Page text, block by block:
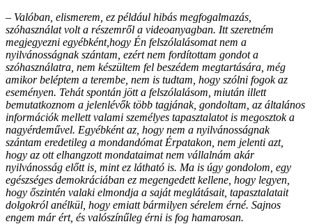
– Valóban, elismerem, ez például hibás megfogalmazás,
szóhasználat volt a részemről a videoanyagban. Itt szeretném
megjegyezni egyébként,hogy Én felszólalásomat nem a
nyilvánosságnak szántam, ezért nem fordítottam gondot a
szóhasználatra, nem készültem fel beszédem megtartására, még
amikor beléptem a terembe, nem is tudtam, hogy szólni fogok az
eseményen. Tehát spontán jött a felszólalásom, miután illett
bemutatkoznom a jelenlévők több tagjának, gondoltam, az általános
információk mellett valami személyes tapasztalatot is megosztok a
nagyérdeművel. Egyébként az, hogy nem a nyilvánosságnak
szántam eredetileg a mondandómat Érpatakon, nem jelenti azt,
hogy az ott elhangzott mondataimat nem vállalnám akár
nyilvánosság előtt is, mint ez látható is. Ma is úgy gondolom, egy
egészséges demokráciában ez megengedett kellene, hogy legyen,
hogy őszintén valaki elmondja a saját meglátásait, tapasztalatait
dolgokról anélkül, hogy emiatt bármilyen sérelem érné. Sajnos
engem már ért, és valószínűleg érni is fog hamarosan.